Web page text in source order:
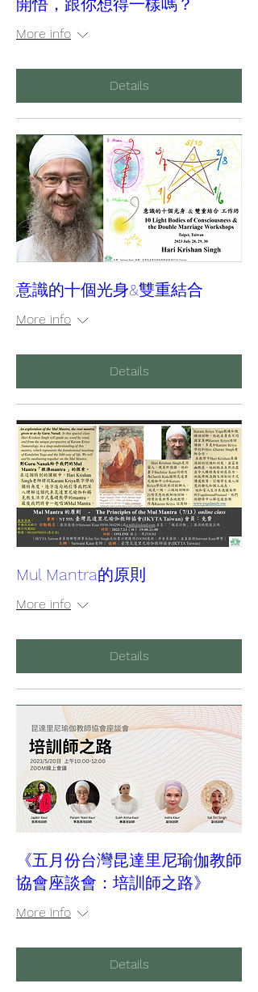
開悟，跟你想得一樣嗎？
More info
Details
意識的十個光身&雙重結合
More info
Details
Mul Mantra的原則
More info
Details
《五月份台灣昆達里尼瑜伽教師
協會座談會：培訓師之路》
More info
Details